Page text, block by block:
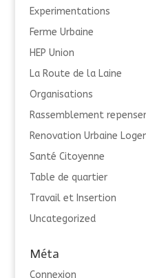
Experimentations
Ferme Urbaine
HEP Union
La Route de la Laine
Organisations
Rassemblement
Renovation Urbaine
Santé Citoyenne
Table de quartier
Travail et Insertion
Uncategorized
Méta
Connexion